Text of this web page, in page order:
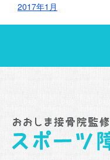
2017年1月